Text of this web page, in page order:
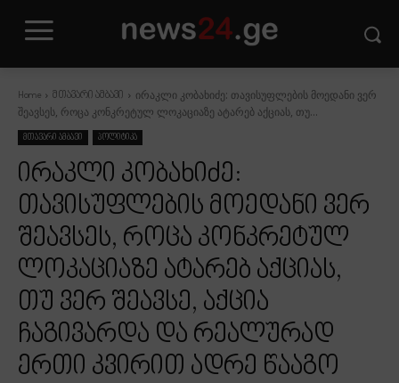
Home მთავარი ამბავი
ირაკლი კობახიძე: თავისუფლების მოედანი ვერ
შეავსეს, როცა კონკრეტულ ლოკაციაზე ატარებ აქციას, თუ...
მთავარი ამბავი პოლიტიკა
ირაკლი კობახიძე:
თავისუფლების მოედანი ვერ
შეავსეს, როცა კონკრეტულ
ლოკაციაზე ატარებ აქციას,
თუ ვერ შეავსე, აქცია
ჩაგივარდა და რეალურად
ერთი კვირით ადრე წააგო